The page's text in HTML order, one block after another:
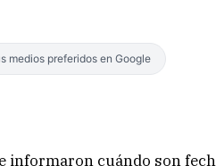
medios preferidos en Google
informaron cuándo son